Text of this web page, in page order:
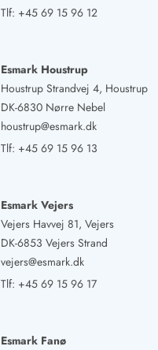
Tlf: +45 69 15 96 12
Esmark Houstrup
Houstrup Strandvej 4, Houstrup
DK-6830 Nørre Nebel
houstrup@esmark.dk
Tlf: +45 69 15 96 13
Esmark Vejers
Vejers Havvej 81, Vejers
DK-6853 Vejers Strand
vejers@esmark.dk
Tlf: +45 69 15 96 17
Esmark Fanø